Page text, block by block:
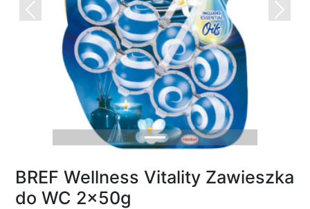
Previous Next
BREF Wellness Vitality Zawieszka
do WC 2x50g